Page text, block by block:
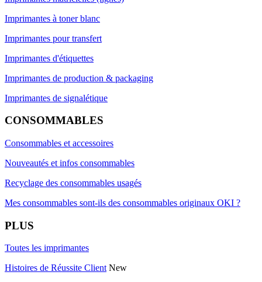
Imprimantes à toner blanc
Imprimantes pour transfert
Imprimantes d'étiquettes
Imprimantes de production & packaging
Imprimantes de signalétique
CONSOMMABLES
Consommables et accessoires
Nouveautés et infos consommables
Recyclage des consommables usagés
Mes consommables sont-ils des consommables originaux OKI ?
PLUS
Toutes les imprimantes
Histoires de Réussite Client New